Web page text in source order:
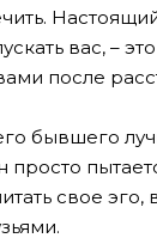
вас, –
после
бывшего
просто
свое